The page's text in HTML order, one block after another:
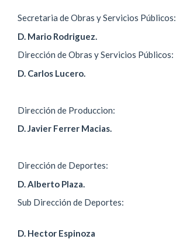
Secretaria de Obras y Servicios Públicos:
D. Mario Rodriguez.
Dirección de Obras y Servicios Públicos:
D. Carlos Lucero.
Dirección de Produccion:
D. Javier Ferrer Macias.
Dirección de Deportes:
D. Alberto Plaza.
Sub Dirección de Deportes:
D. Hector Espinoza